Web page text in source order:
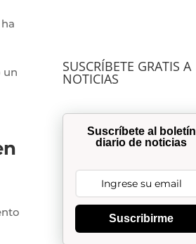
un
SUSCRÍBETE GRATIS A
NOTICIAS
Suscríbete al boletín
diario de noticias
Suscribirme